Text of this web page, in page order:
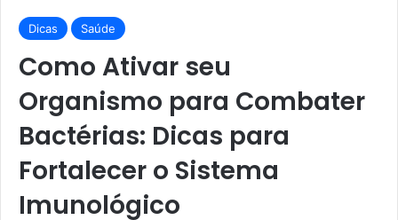
Dicas Saúde
Como Ativar seu
Organismo para Combater
Bactérias: Dicas para
Fortalecer o Sistema
Imunológico